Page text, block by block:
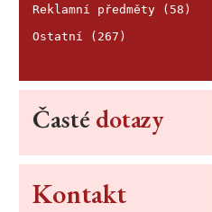
Reklamní předměty (58)
Ostatní (267)
Časté dotazy
Kontakt